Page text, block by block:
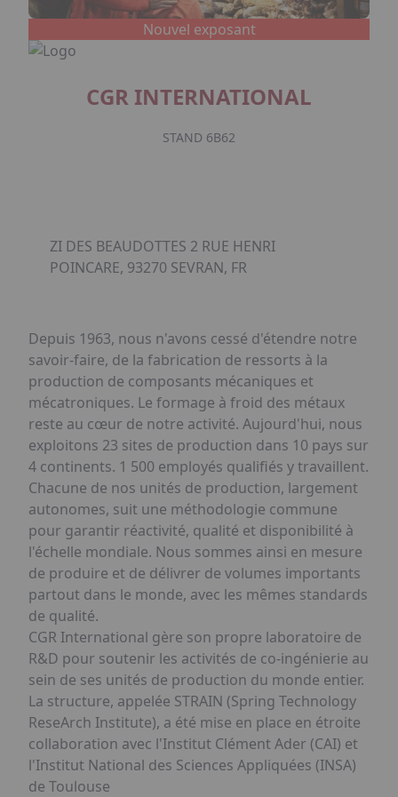
Nouvel exposant
CGR INTERNATIONAL
STAND 6B62
ZI DES BEAUDOTTES 2 RUE HENRI
POINCARE, 93270 SEVRAN, FR
Depuis 1963, nous n'avons cessé d'étendre notre
savoir-faire, de la fabrication de ressorts à la
production de composants mécaniques et
mécatroniques. Le formage à froid des métaux
reste au cœur de notre activité. Aujourd'hui, nous
exploitons 23 sites de production dans 10 pays sur
4 continents. 1 500 employés qualifiés y travaillent.
Chacune de nos unités de production, largement
autonomes, suit une méthodologie commune
pour garantir réactivité, qualité et disponibilité à
l'échelle mondiale. Nous sommes ainsi en mesure
de produire et de délivrer de volumes importants
partout dans le monde, avec les mêmes standards
de qualité.
CGR International gère son propre laboratoire de
R&D pour soutenir les activités de co-ingénierie au
sein de ses unités de production du monde entier.
La structure, appelée STRAIN (Spring Technology
ReseArch Institute), a été mise en place en étroite
collaboration avec l'Institut Clément Ader (CAI) et
l'Institut National des Sciences Appliquées (INSA)
de Toulouse